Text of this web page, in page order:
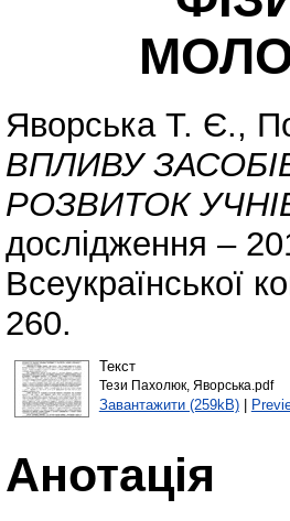
Яворська Т. Є.,
ВПЛИВУ
РОЗВИТОК
дослідження –
Всеукраїнської
260.
Текст
Тези Пахолюк, Яворська.pdf
Завантажити (259kB)|
Анотація